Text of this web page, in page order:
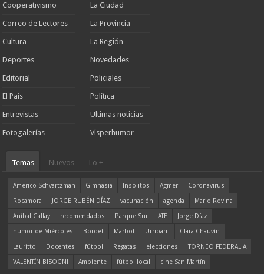
Cooperativismo
Correo de Lectores
Cultura
Deportes
Editorial
El País
Entrevistas
Fotogalerías
La Ciudad
La Provincia
La Región
Novedades
Policiales
Política
Ultimas noticias
Visperhumor
Temas Nuevos Lo +
Americo Schvartzman Gimnasia Insólitos Agmer
Coronavirus
Rocamora
JORGE RUBÉN DÍAZ vacunación agenda
Mario Rovina
Aníbal Gallay
recomendados Parque Sur ATE
Jorge Díaz
humor de Miércoles
Bordet Marbot Urribarri
Clara Chauvín
Lauritto
Docentes fútbol Regatas elecciones
TORNEO FEDERAL A
VALENTÍN BISOGNI
Ambiente fútbol local cine San Martín